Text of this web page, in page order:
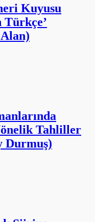
Kuyusu
Türkçe’
Tahliller
Durmuş)